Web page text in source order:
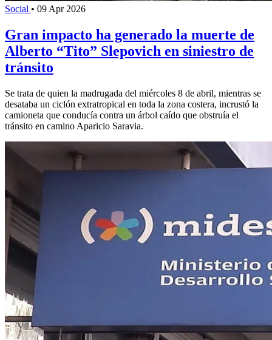
Social • 09 Apr 2026
Gran impacto ha generado la muerte de
Alberto “Tito” Slepovich en siniestro de
tránsito
Se trata de quien la madrugada del miércoles 8 de abril, mientras se
desataba un ciclón extratropical en toda la zona costera, incrustó la
camioneta que conducía contra un árbol caído que obstruía el
tránsito en camino Aparicio Saravia.